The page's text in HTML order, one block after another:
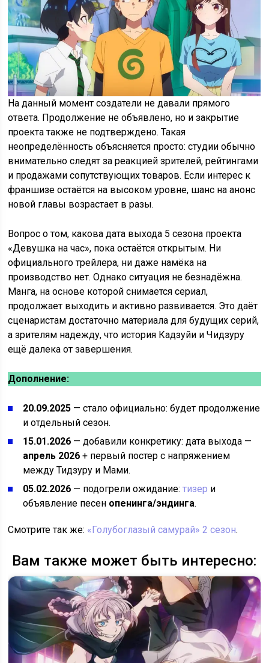
На данный момент создатели не давали прямого
ответа. Продолжение не объявлено, но и закрытие
проекта также не подтверждено. Такая
неопределённость объясняется просто: студии обычно
внимательно следят за реакцией зрителей, рейтингами
и продажами сопутствующих товаров. Если интерес к
франшизе остаётся на высоком уровне, шанс на анонс
новой главы возрастает в разы.
Вопрос о том, какова дата выхода 5 сезона проекта
«Девушка на час», пока остаётся открытым. Ни
официального трейлера, ни даже намёка на
производство нет. Однако ситуация не безнадёжна.
Манга, на основе которой снимается сериал,
продолжает выходить и активно развивается. Это даёт
сценаристам достаточно материала для будущих серий,
а зрителям надежду, что история Кадзуйи и Чидзуру
ещё далека от завершения.
Дополнение:
20.09.2025 — стало официально: будет продолжение
и отдельный сезон.
15.01.2026 — добавили конкретику: дата выхода —
апрель 2026 + первый постер с напряжением
между Тидзуру и Мами.
05.02.2026 — подогрели ожидание:тизер и
объявление песен опенинга/эндинга.
Смотрите так же: «Голубоглазый самурай» 2 сезон.
Вам также может быть интересно: